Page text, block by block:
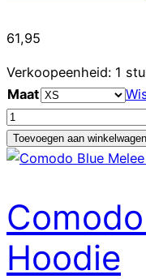
61,95
Verkoopeenheid: 1
Maat
Lady
Cambio
White
Toevoegen aan winkelwagen
Hoodie